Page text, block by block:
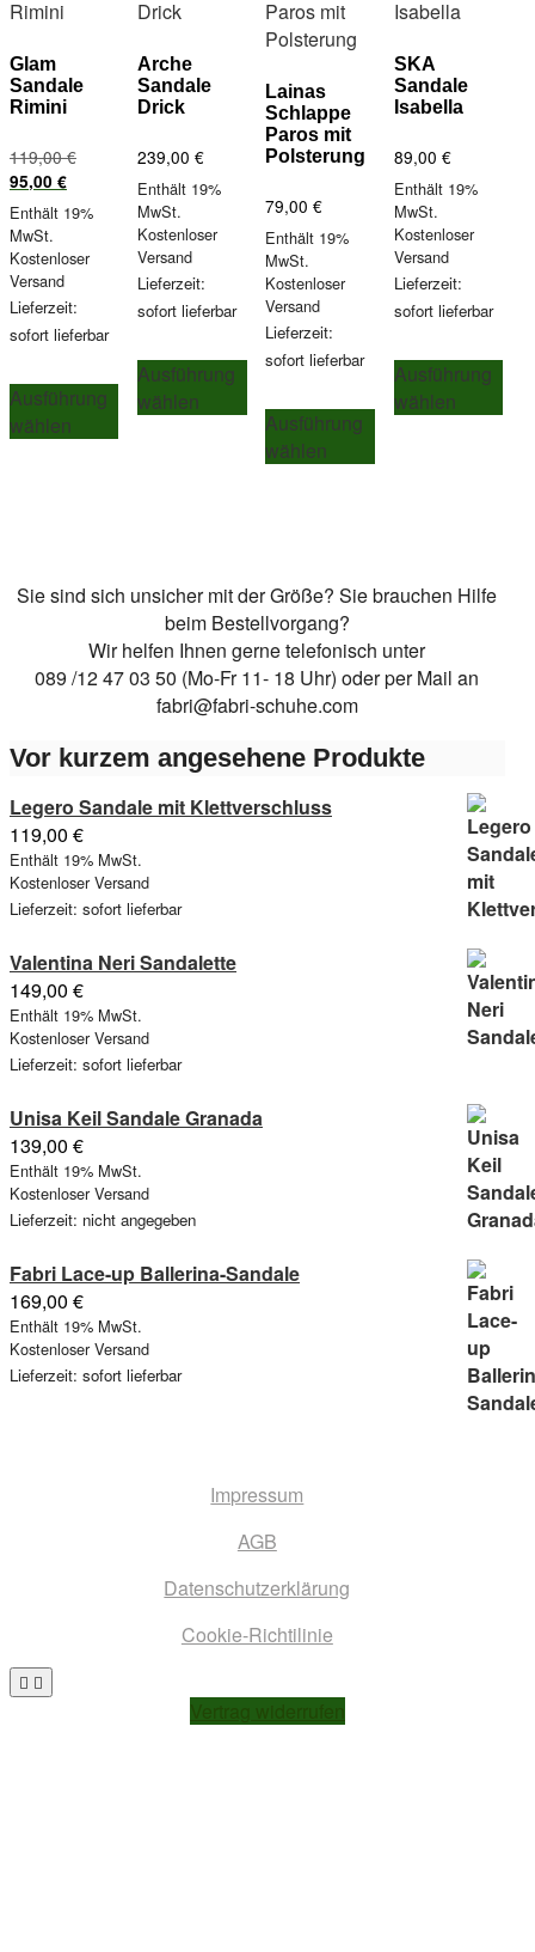
gewählt
gewählt
werden
der
gewählt
werden
Glam
Sandale
Rimini
119,00€Ursprünglicher
war:
119,00 €
95,00 €Aktueller
Preis
95,00 €.
Enthält 19%
MwSt.
Kostenloser
Versand
Lieferzeit:
sofort lieferbar
Ausführung
wählen
Dieses
Produkt
weist
können
der
Produktseite
gewählt
Arche
Sandale
Drick
239,00€
Enthält 19%
MwSt.
Kostenloser
Versand
Lieferzeit:
sofort lieferbar
Ausführung
wählen
Dieses
weist
mehrere
Varianten
auf
der
Produktseite
gewählt
werden
Lainas
Schlappe
Paros mit
Polsterung
79,00€
Enthält 19%
MwSt.
Kostenloser
Versand
Lieferzeit:
sofort lieferbar
Ausführung
wählen
Dieses
weist
Optionen
auf
der
werden
SKA
Sandale
Isabella
89,00 €
Enthält 19%
MwSt.
Kostenloser
Versand
Lieferzeit:
sofort lieferbar
Ausführung
wählen
Sie sind sich unsicher mit der Größe? Sie brauchen Hilfe
beim Bestellvorgang?
Wir helfen Ihnen gerne telefonisch unter
089 /12 47 03 50 (Mo-Fr 11- 18 Uhr) oder per Mail an
fabri@fabri-schuhe.com
Vor kurzem angesehene Produkte
Legero Sandale mit Klettverschluss
119,00 €
Enthält 19% MwSt.
Kostenloser Versand
Lieferzeit: sofort lieferbar
Valentina Neri Sandalette
149,00 €
Enthält 19% MwSt.
Kostenloser Versand
Lieferzeit: sofort lieferbar
Unisa Keil Sandale Granada
139,00 €
Enthält 19% MwSt.
Kostenloser Versand
Lieferzeit: nicht angegeben
Fabri Lace-up Ballerina-Sandale
169,00 €
Enthält 19% MwSt.
Kostenloser Versand
Lieferzeit: sofort lieferbar
Impressum
AGB
Datenschutzerklärung
Cookie-Richtilinie
Go
to